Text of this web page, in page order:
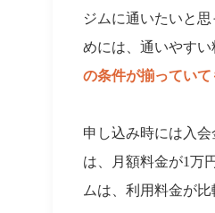
ジムに通いたいと
めには、通いやす
の条件が揃ってい
申し込み時には入
は、月額料金が1万
ムは、利用料金が